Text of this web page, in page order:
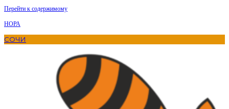
Перейти к содержимому
НОРА
СОЧИ